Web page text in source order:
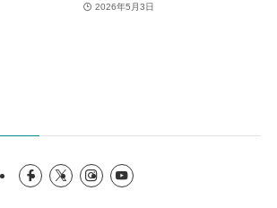
2026年5月3日